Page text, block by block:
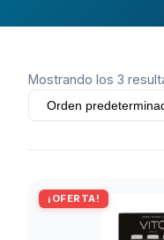
Mostrando los 3
¡OFERTA!